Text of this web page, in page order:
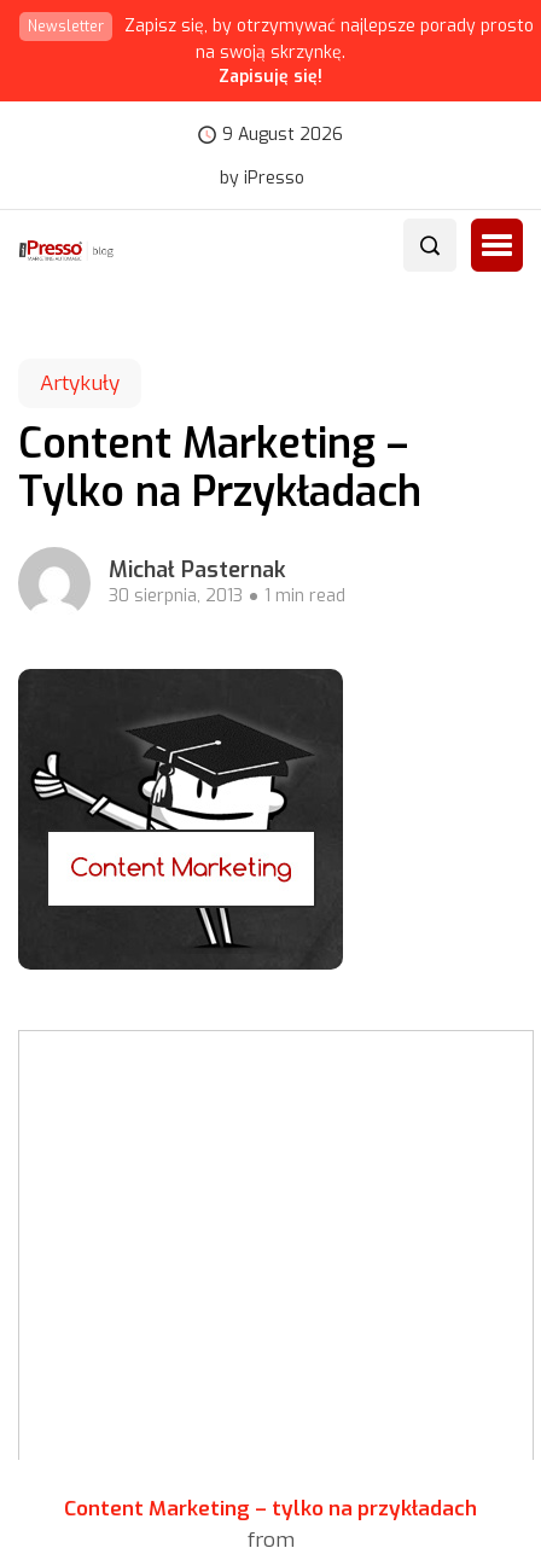
Newsletter
Zapisz się, by otrzymywać najlepsze porady prosto
na swoją skrzynkę.
Zapisuję się!
9 August 2026
by iPresso
Artykuły
Content Marketing –
Tylko na Przykładach
Michał Pasternak
30 sierpnia, 2013 1 min read
Content Marketing – tylko na przykładach
from